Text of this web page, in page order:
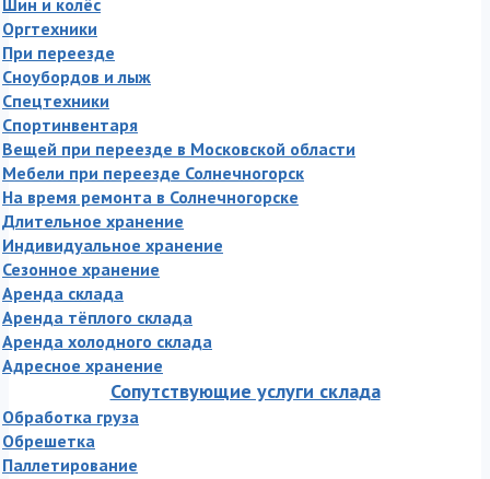
Шин и колёс
Оргтехники
При переезде
Сноубордов и лыж
Спецтехники
Спортинвентаря
Вещей при переезде в Московской области
Мебели при переезде Солнечногорск
На время ремонта в Солнечногорске
Длительное хранение
Индивидуальное хранение
Сезонное хранение
Аренда склада
Аренда тёплого склада
Аренда холодного склада
Адресное хранение
Сопутствующие услуги склада
Обработка груза
Обрешетка
Паллетирование